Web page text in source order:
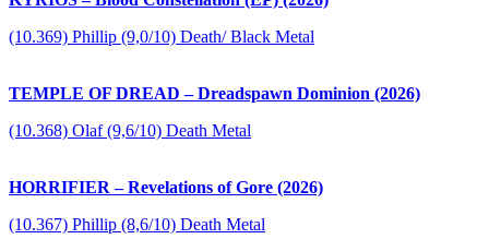
(10.369) Phillip (9,0/10) Death/ Black Metal
TEMPLE OF DREAD – Dreadspawn Dominion (2026)
(10.368) Olaf (9,6/10) Death Metal
HORRIFIER – Revelations of Gore (2026)
(10.367) Phillip (8,6/10) Death Metal